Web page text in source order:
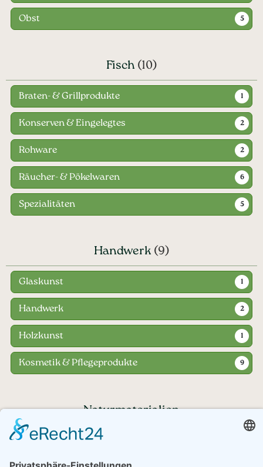
Obst 5
Fisch (10)
Braten- & Grillprodukte 1
Konserven & Eingelegtes 2
Rohware 2
Räucher- & Pökelwaren 6
Spezialitäten 5
Handwerk (9)
Glaskunst 1
Handwerk 2
Holzkunst 1
Kosmetik & Pflegeprodukte 9
Naturmaterialien